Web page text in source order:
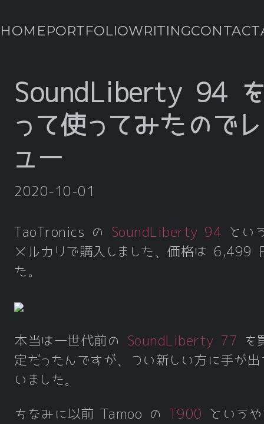
HOMEPORTFOLIOWRITINGCONTACT
SoundLiberty 94
って使ってみたので
ュー
2020-10-01
TaoTronics の SoundLiberty 94 とい
メルカリで購入しました、価格は 6,499
た。
本当は一世代前の SoundLiberty 77 を
定だったんですが、つい新しい方に手が出
いました。
ちなみに以前 Tamoo の T900
というや